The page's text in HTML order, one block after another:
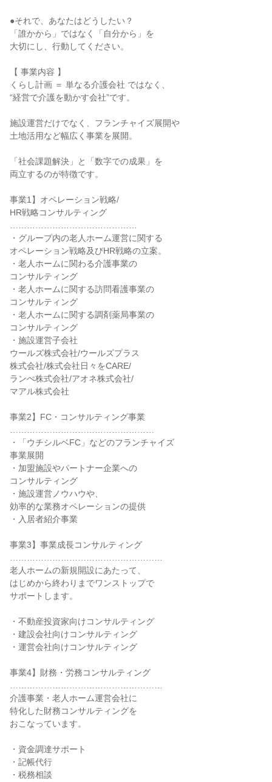
●それで、あなたはどうしたい？
「誰かから」ではなく「自分から」を
大切にし、行動してください。
【 事業内容 】
くらし計画 ＝ 単なる介護会社 ではなく、
“経営で介護を動かす会社”です。
施設運営だけでなく、フランチャイズ展開や
土地活用など幅広く事業を展開。
「社会課題解決」と「数字での成果」を
両立するのが特徴です。
事業1】オペレーション戦略/
HR戦略コンサルティング
・グループ内の老人ホーム運営に関する
オペレーション戦略及びHR戦略の立案。
・老人ホームに関わる介護事業の
コンサルティング
・老人ホームに関する訪問看護事業の
コンサルティング
・老人ホームに関する調剤薬局事業の
コンサルティング
・施設運営子会社
ウールズ株式会社/ウールズプラス
株式会社/株式会社日々をCARE/
ランぺ株式会社/アオネ株式会社/
マアル株式会社
事業2】FC・コンサルティング事業
・「ウチシルベFC」などのフランチャイズ
事業展開
・加盟施設やパートナー企業への
コンサルティング
・施設運営ノウハウや、
効率的な業務オペレーションの提供
・入居者紹介事業
事業3】事業成長コンサルティング
老人ホームの新規開設にあたって、
はじめから終わりまでワンストップで
サポートします。
・不動産投資家向けコンサルティング
・建設会社向けコンサルティング
・運営会社向けコンサルティング
事業4】財務・労務コンサルティング
介護事業・老人ホーム運営会社に
特化した財務コンサルティングを
おこなっています。
・資金調達サポート
・記帳代行
・税務相談